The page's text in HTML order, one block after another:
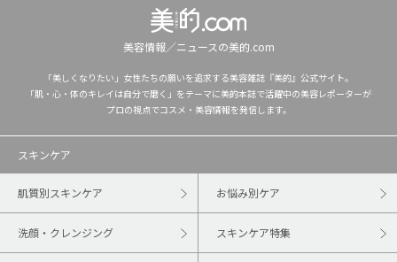
美容情報／ニュースの美的.com
「美しくなりたい」女性たちの願いを追求する美容雑誌『美的』公式サイト。
「肌・心・体のキレイは自分で磨く」をテーマに美的本誌で活躍中の美容レポーターが
プロの視点でコスメ・美容情報を発信します。
スキンケア
肌質別スキンケア お悩み別ケア
洗顔・クレンジング スキンケア特集